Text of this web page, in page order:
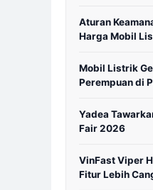
Aturan
Harga Mobil
Mobil Listrik
Perempuan di
Yadea
Fair 2026
VinFast Viper
Fitur Lebih